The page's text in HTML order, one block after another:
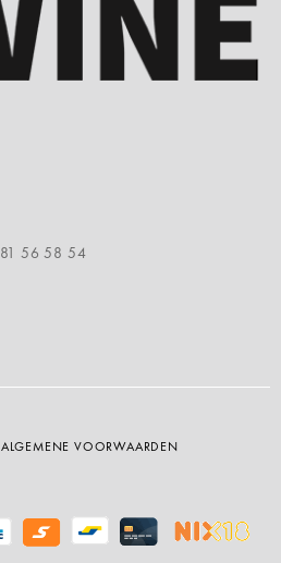
81 56 58 54
ALGEMENE VOORWAARDEN